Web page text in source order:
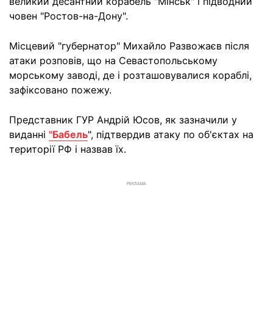
човен "Ростов-на-Дону".
Місцевий "губернатор" Михайло Развожаєв після
атаки розповів, що на Севастопольському
морському заводі, де і розташовувалися кораблі,
зафіксовано пожежу.
Представник ГУР Андрій Юсов, як зазначили у
виданні "Бабель", підтвердив атаку по об'єктах на
території РФ і назвав їх.
РЕКЛАМА